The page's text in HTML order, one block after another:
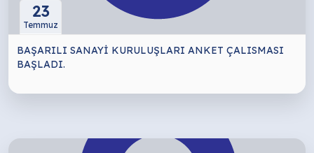
23
Temmuz
BAŞARILI SANAYİ KURULUŞLARI ANKET ÇALISMASI
BAŞLADI.